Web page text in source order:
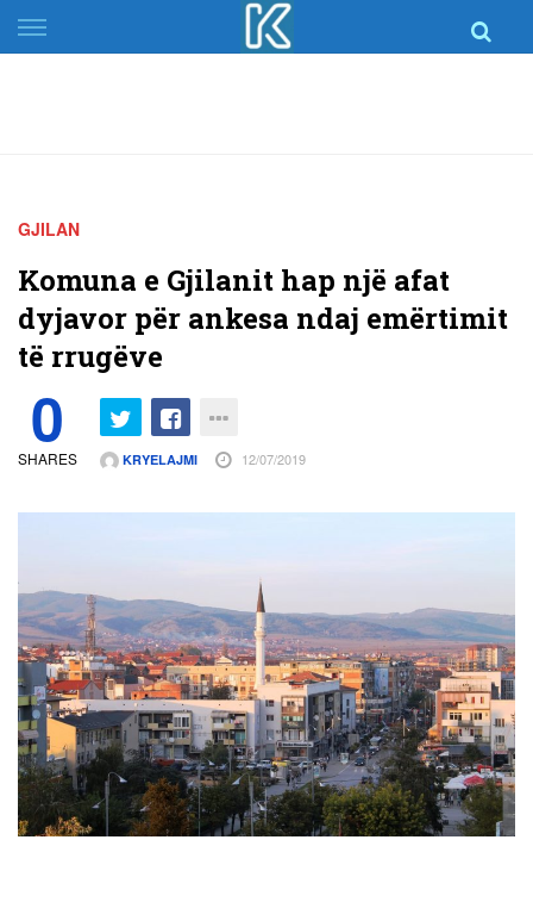
Skip
to
GJILAN
Komuna e Gjilanit hap një afat
dyjavor për ankesa ndaj emërtimit
të rrugëve
0
SHARES KRYELAJMI 12/07/2019